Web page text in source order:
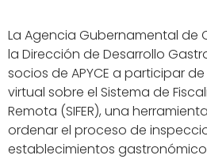
La Agencia Gubernamental de
la Dirección de Desarrollo
socios de APYCE a participar
virtual sobre el Sistema de
Remota (SIFER), una
ordenar el proceso de
establecimientos